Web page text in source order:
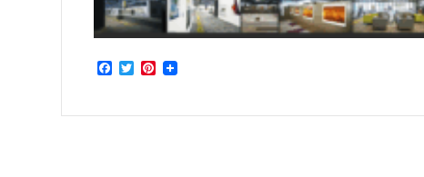
Facebook
TwitterPinterest